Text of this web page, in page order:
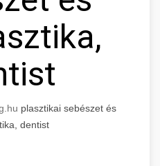
plasztikai sebészet és
dentist